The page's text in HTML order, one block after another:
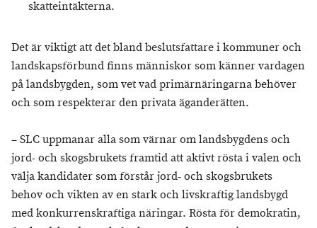
skatteintäkterna.
Det är viktigt att det bland beslutsfattare i kommuner och
landskapsförbund finns människor som känner vardagen
på landsbygden, som vet vad primärnäringarna behöver
och som respekterar den privata äganderätten.
– SLC uppmanar alla som värnar om landsbygdens och
jord- och skogsbrukets framtid att aktivt rösta i valen och
välja kandidater som förstår jord- och skogsbrukets
behov och vikten av en stark och livskraftig landsbygd
med konkurrenskraftiga näringar. Rösta för demokratin,